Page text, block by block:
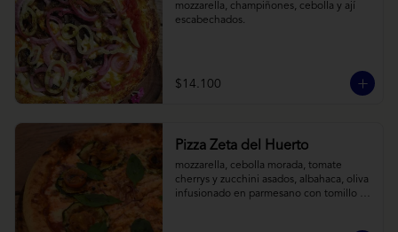
mozzarella, champiñones, cebolla y ají
escabechados.
$14.100
Pizza Zeta del Huerto
mozzarella, cebolla morada, tomate
cherrys y zucchini asados, albahaca, oliva
infusionado en parmesano con tomillo y